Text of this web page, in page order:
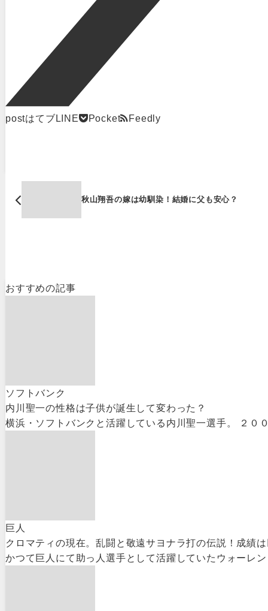
postはてブ LINE Pocket Feedly
秋山翔吾の嫁は幼馴染！結婚に父も安心？
おすすめの記事
ソフトバンク
内川聖一の性格は子供が誕生して変わった？
横浜・ソフトバンクと活躍している内川聖一選手。 ２０
巨人
クロマティの現在。乱闘と敬遠サヨナラ打の伝説！成績
かつて巨人にて助っ人選手として活躍していたウォーレ